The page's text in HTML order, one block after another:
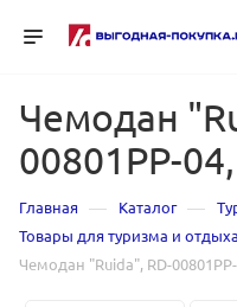
Чемодан
00801PP-
Главная — Каталог —
Товары для туризма и отдыха
Чемодан "Ruida", RD-